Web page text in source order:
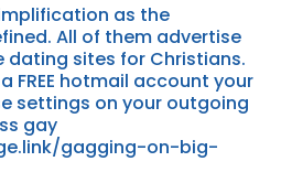
as the
All of them advertise
dating sites for Christians.
FREE hotmail account your
settings on your outgoing
gay
gagging-on-big-